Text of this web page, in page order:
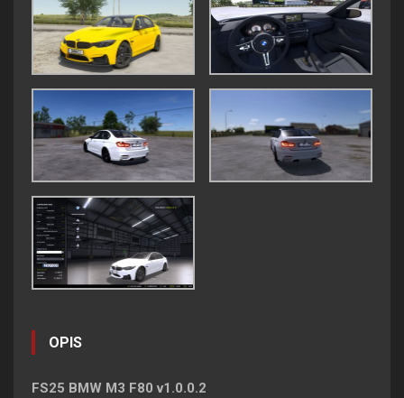
OPIS
FS25 BMW M3 F80 v1.0.0.2